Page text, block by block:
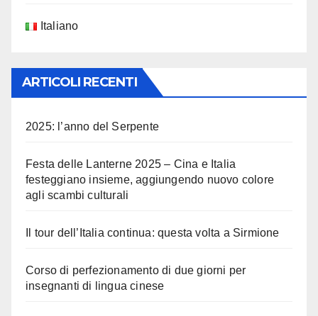
Italiano
ARTICOLI RECENTI
2025: l’anno del Serpente
Festa delle Lanterne 2025 – Cina e Italia
festeggiano insieme, aggiungendo nuovo colore
agli scambi culturali
Il tour dell’Italia continua: questa volta a Sirmione
Corso di perfezionamento di due giorni per
insegnanti di lingua cinese